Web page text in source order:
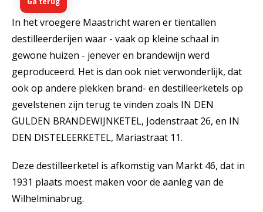
In het vroegere Maastricht waren er tientallen
destilleerderijen waar - vaak op kleine schaal in
gewone huizen - jenever en brandewijn werd
geproduceerd. Het is dan ook niet verwonderlijk, dat
ook op andere plekken brand- en destilleerketels op
gevelstenen zijn terug te vinden zoals IN DEN
GULDEN BRANDEWIJNKETEL, Jodenstraat 26, en IN
DEN DISTELEERKETEL, Mariastraat 11.
Deze destilleerketel is afkomstig van Markt 46, dat in
1931 plaats moest maken voor de aanleg van de
Wilhelminabrug.